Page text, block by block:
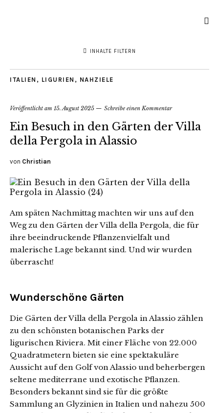
INHALTE FILTERN
ITALIEN , LIGURIEN , NAHZIELE
Veröffentlicht am 15. August 2025 Schreibe einen Kommentar
Ein Besuch in den Gärten der Villa
della Pergola in Alassio
von Christian
Am späten Nachmittag machten wir uns auf den
Weg zu den Gärten der Villa della Pergola, die für
ihre beeindruckende Pflanzenvielfalt und
malerische Lage bekannt sind. Und wir wurden
überrascht!
Wunderschöne Gärten
Die Gärten der Villa della Pergola in Alassio zählen
zu den schönsten botanischen Parks der
ligurischen Riviera. Mit einer Fläche von 22.000
Quadratmetern bieten sie eine spektakuläre
Aussicht auf den Golf von Alassio und beherbergen
seltene mediterrane und exotische Pflanzen.
Besonders bekannt sind sie für die größte
Sammlung an Glyzinien in Italien und nahezu 500